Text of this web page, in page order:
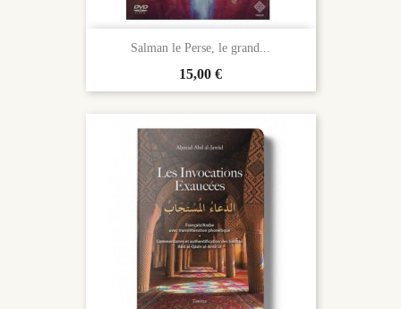
Salman le Perse, le grand...
Prix
15,00 €